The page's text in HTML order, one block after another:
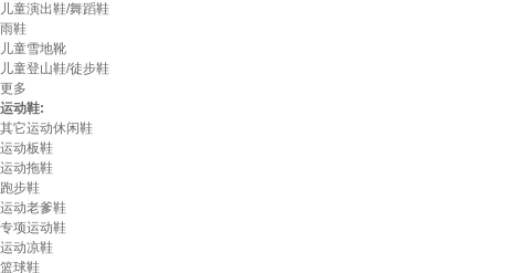
儿童演出鞋/舞蹈鞋
雨鞋
儿童雪地靴
儿童登山鞋/徒步鞋
更多
运动鞋:
其它运动休闲鞋
运动板鞋
运动拖鞋
跑步鞋
运动老爹鞋
专项运动鞋
运动凉鞋
篮球鞋